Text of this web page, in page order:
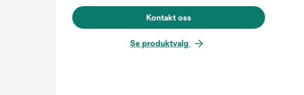
Kontakt oss
Se produktvalg